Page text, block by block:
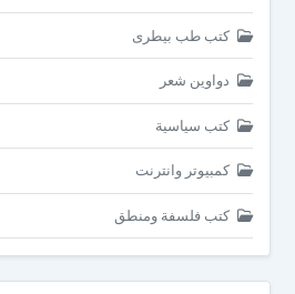
كتب طب بيطرى
دواوين شعر
كتب سياسية
كمبيوتر وانترنت
كتب فلسفة ومنطق